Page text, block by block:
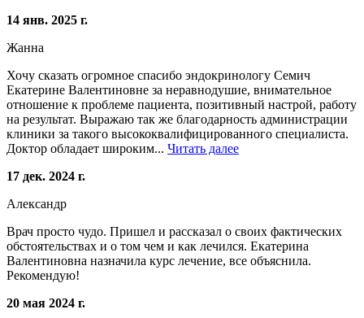
14 янв. 2025 г.
Жанна
Хочу сказать огромное спасибо эндокринологу Семич
Екатерине Валентиновне за неравнодушие, внимательное
отношение к проблеме пациента, позитивный настрой, работу
на результат. Выражаю так же благодарность администрации
клиники за такого высококвалифицированного специалиста.
Доктор обладает широким... Читать далее
17 дек. 2024 г.
Александр
Врач просто чудо. Пришел и рассказал о своих фактических
обстоятельствах и о том чем и как лечился. Екатерина
Валентиновна назначила курс лечение, все объяснила.
Рекомендую!
20 мая 2024 г.